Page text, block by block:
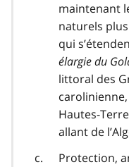
maintenant
naturels
qui
élargie du
littoral des
Hautes-
allant de
Protection,